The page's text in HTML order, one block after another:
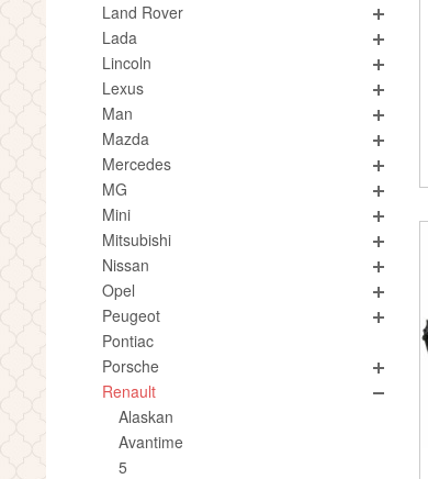
Land Rover
Lada
Lincoln
Lexus
Man
Mazda
Mercedes
MG
Mini
Mitsubishi
Nissan
Opel
Peugeot
Pontiac
Porsche
Renault
Alaskan
Avantime
5